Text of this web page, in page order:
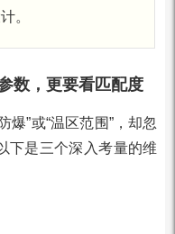
。
数，更要看匹配度
爆”或“温区范围”，却忽
下是三个深入考量的维